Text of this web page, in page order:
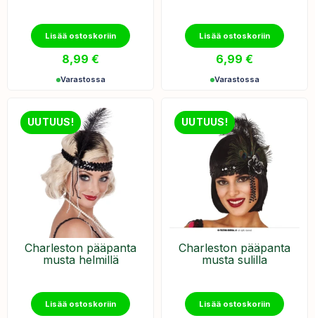
Lisää ostoskoriin
8,99 €
Varastossa
Lisää ostoskoriin
6,99 €
Varastossa
UUTUUS!
Charleston pääpanta
musta helmillä
Lisää ostoskoriin
UUTUUS!
​Charleston pääpanta
musta sulilla
Lisää ostoskoriin